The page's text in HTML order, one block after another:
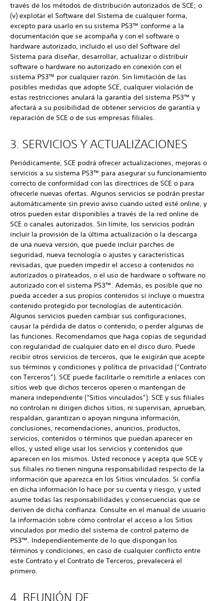
través de los métodos de distribución autorizados de SCE; o
(v) explotar el Software del Sistema de cualquier forma,
excepto para usarlo en su sistema PS3™ conforme a la
documentación que se acompaña y con el software o
hardware autorizado, incluido el uso del Software del
Sistema para diseñar, desarrollar, actualizar o distribuir
software o hardware no autorizado en conexión con el
sistema PS3™ por cualquier razón. Sin limitación de las
posibles medidas que adopte SCE, cualquier violación de
estas restricciones anulará la garantía del sistema PS3™ y
afectará a su posibilidad de obtener servicios de garantía y
reparación de SCE o de sus empresas filiales.
3. SERVICIOS Y ACTUALIZACIONES
Periódicamente, SCE podrá ofrecer actualizaciones, mejoras o
servicios a su sistema PS3™ para asegurar su funcionamiento
correcto de conformidad con las directrices de SCE o para
ofrecerle nuevas ofertas. Algunos servicios se podrán prestar
automáticamente sin previo aviso cuando usted esté online, y
otros pueden estar disponibles a través de la red online de
SCE o canales autorizados. Sin límite, los servicios podrán
incluir la provisión de la última actualización o la descarga
de una nueva versión, que puede incluir parches de
seguridad, nueva tecnología o ajustes y características
revisadas, que pueden impedir el acceso a contenidos no
autorizados o pirateados, o el uso de hardware o software no
autorizado con el sistema PS3™. Además, es posible que no
pueda acceder a sus propios contenidos si incluye o muestra
contenido protegido por tecnologías de autenticación.
Algunos servicios pueden cambiar sus configuraciones,
causar la pérdida de datos o contenido, o perder algunas de
las funciones. Recomendamos que haga copias de seguridad
con regularidad de cualquier dato en el disco duro. Puede
recibir otros servicios de terceros, que le exigirán que acepte
sus términos y condiciones y política de privacidad (“Contrato
con Terceros”). SCE puede facilitarle o remitirle a enlaces con
sitios web que dichos terceros operen o mantengan de
manera independiente (“Sitios vinculados”). SCE y sus filiales
no controlan ni dirigen dichos sitios, ni supervisan, aprueban,
respaldan, garantizan o apoyan ninguna información,
conclusiones, recomendaciones, anuncios, productos,
servicios, contenidos o términos que puedan aparecer en
ellos, y usted elige usar los servicios y contenidos que
aparecen en los mismos. Usted reconoce y acepta que SCE y
sus filiales no tienen ninguna responsabilidad respecto de la
información que aparezca en los Sitios vinculados. Si confía
en dicha información lo hace por su cuenta y riesgo, y usted
asume todas las responsabilidades y consecuencias que se
deriven de dicha confianza. Consulte en el manual de usuario
la información sobre cómo controlar el acceso a los Sitios
vinculados por medio del sistema de control paterno de
PS3™. Independientemente de lo que dispongan los
términos y condiciones, en caso de cualquier conflicto entre
este Contrato y el Contrato de Terceros, prevalecerá el
primero.
4. REUNIÓN DE